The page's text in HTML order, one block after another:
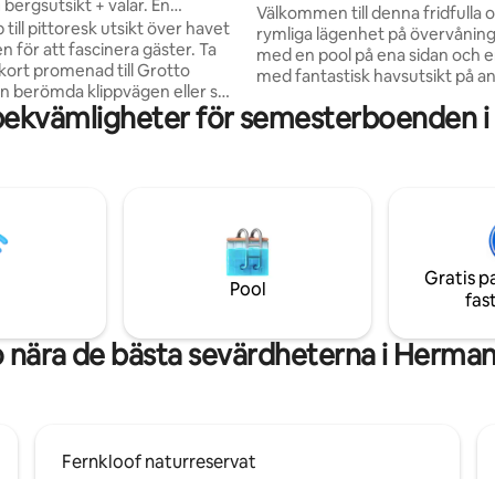
+ valar. En
till stranden
till pittoresk utsikt över havet
för att fascinera gäster. Ta
promenad till Grotto
berömda klippvägen eller se
du dricker vin på uteplatsen
i havet och solnedgången.
bekvämligheter. Rymmer 4
barn. Bästa läget någonsin.
dig själv, bara boka det. Det
fel att det här är!
Välkommen till denna fridfulla
rymliga lägenhet på
med en pool på ena sidan och
med fantastisk havsutsikt på
konstnärligt. Det finns gott om
semester.. relaaaaxx". Övriga 2
lägenheter i fastigheten: /h/
pool-rum-hermanus /h/
trädgårdsrum-hermanus
för semesterboenden
Pool
Gratis
nära de bästa sevärdheterna i
Fernkloof naturreservat